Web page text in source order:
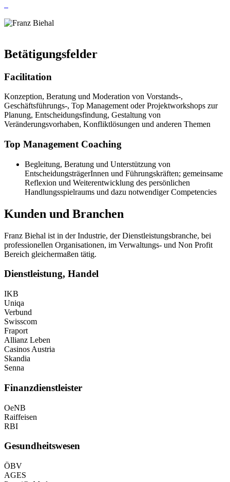
Betätigungsfelder
Facilitation
Konzeption, Beratung und Moderation von Vorstands-,
Geschäftsführungs-, Top Management oder Projektworkshops zur
Planung, Entscheidungsfindung, Gestaltung von
Veränderungsvorhaben, Konfliktlösungen und anderen Themen
Top Management Coaching
Begleitung, Beratung und Unterstützung von
EntscheidungsträgerInnen und Führungskräften; gemeinsame
Reflexion und Weiterentwicklung des persönlichen
Handlungsspielraums und dazu notwendiger Competencies
Kunden und Branchen
Franz Biehal ist in der Industrie, der Dienstleistungsbranche, bei
professionellen Organisationen, im Verwaltungs- und Non Profit
Bereich gleichermaßen tätig.
Dienstleistung, Handel
IKB
Uniqa
Verbund
Swisscom
Fraport
Allianz Leben
Casinos Austria
Skandia
Senna
Finanzdienstleister
OeNB
Raiffeisen
RBI
Gesundheitswesen
ÖBV
AGES